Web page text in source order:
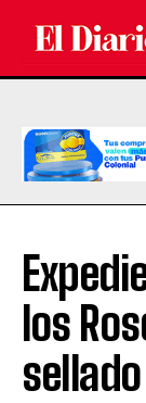
los
sellado